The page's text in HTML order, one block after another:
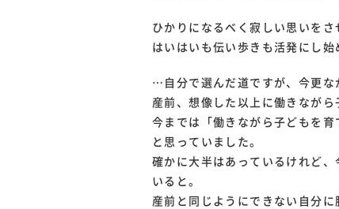
ひかりになるべく寂しい思いを
はいはいも伝い歩きも活発にし
…自分で選んだ道ですが、今更な
産前、想像した以上に働きながら
今までは「働きながら子どもを
と思っていました。
確かに大半はあっているけれど
いると。
産前と同じようにできない自分